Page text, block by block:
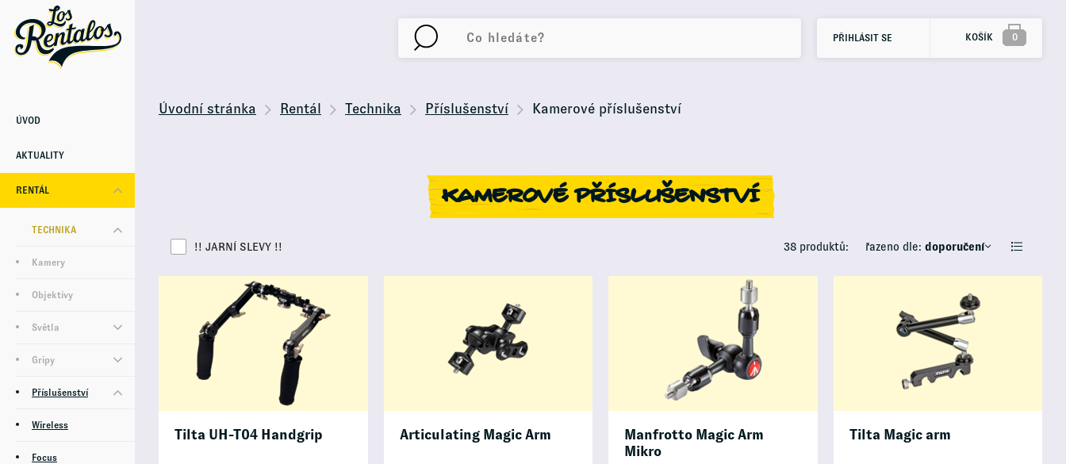
ÚVOD
AKTUALITY
RENTÁL
TECHNIKA
Kamery
Objektivy
Světla
Gripy
Příslušenství
Wireless
Focus
PŘIHLÁSIT SE KOŠÍK 0
Úvodní stránka Rentál Technika Příslušenství Kamerové příslušenství
KAMEROVÉ PŘÍSLUŠENSTVÍ
!! JARNÍ SLEVY !! 38 produktů: řazeno dle: doporučení
Tilta UH-T04 Handgrip Articulating Magic Arm
Manfrotto Magic Arm
Mikro
Tilta Magic arm